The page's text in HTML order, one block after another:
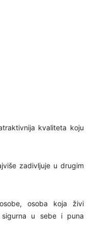
kvaliteta koju
zadivljuje u drugim
osoba koja živi
sigurna u sebe i puna